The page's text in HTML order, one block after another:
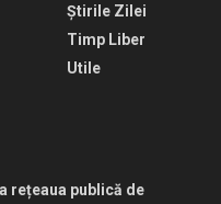
Știrile Zilei
Timp Liber
Utile
rețeaua publică de